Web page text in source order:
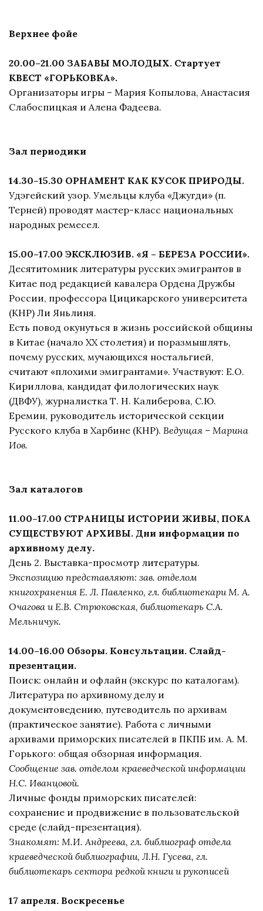
Верхнее фойе
20.00–21.00 ЗАБАВЫ МОЛОДЫХ. Стартует
КВЕСТ «ГОРЬКОВКА».
Организаторы игры – Мария Копылова, Анастасия
Слабоспицкая и Алена Фадеева.
Зал периодики
14.30–15.30 ОРНАМЕНТ КАК КУСОК ПРИРОДЫ.
Удэгейский узор. Умельцы клуба «Джугди» (п.
Терней) проводят мастер-класс национальных
народных ремесел.
15.00–17.00 ЭКСКЛЮЗИВ. «Я – БЕРЕЗА РОССИИ».
Десятитомник литературы русских эмигрантов в
Китае под редакцией кавалера Ордена Дружбы
России, профессора Цицикарского университета
(КНР) Ли Яньлиня.
Есть повод окунуться в жизнь российской общины
в Китае (начало ХХ столетия) и поразмышлять,
почему русских, мучающихся ностальгией,
считают «плохими эмигрантами». Участвуют: Е.О.
Кириллова, кандидат филологических наук
(ДВФУ), журналистка Т. Н. Калиберова, С.Ю.
Еремин, руководитель исторической секции
Русского клуба в Харбине (КНР). Ведущая – Марина
Иов.
Зал каталогов
11.00–17.00 СТРАНИЦЫ ИСТОРИИ ЖИВЫ, ПОКА
СУЩЕСТВУЮТ АРХИВЫ. Дни информации по
архивному делу.
День 2. Выставка-просмотр литературы.
Экспозицию представляют: зав. отделом
книгохранения Е. Л. Павленко, гл. библиотекари М. А.
Очагова и Е.В. Стрюковская, библиотекарь С.А.
Мельничук.
14.00–16.00 Обзоры. Консультации. Слайд-
презентации.
Поиск: онлайн и офлайн (экскурс по каталогам).
Литература по архивному делу и
документоведению, путеводитель по архивам
(практическое занятие). Работа с личными
архивами приморских писателей в ПКПБ им. А. М.
Горького: общая обзорная информация.
Сообщение зав. отделом краеведческой информации
Н.С. Иванцовой.
Личные фонды приморских писателей:
сохранение и продвижение в пользовательской
среде (слайд-презентация).
Знакомят: М.И. Андреева, гл. библиограф отдела
краеведческой библиографии, Л.Н. Гусева, гл.
библиотекарь сектора редкой книги и рукописей
17 апреля. Воскресенье